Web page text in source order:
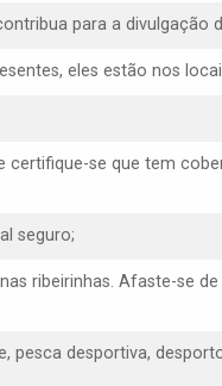
para a divulgação
eles estão nos
certifique-se que tem
seguro;
ribeirinhas. Afaste-se
pesca desportiva,